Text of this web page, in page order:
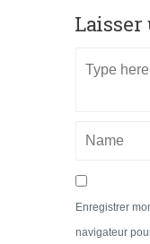
Enregistrer
navigateur